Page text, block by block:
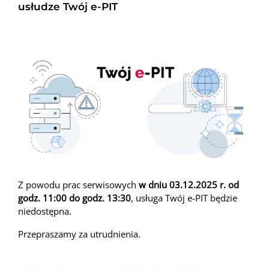
usłudze Twój e-PIT
Z powodu prac serwisowych w dniu 03.12.2025 r. od
godz. 11:00 do godz. 13:30, usługa Twój e-PIT będzie
niedostępna.
Przepraszamy za utrudnienia.